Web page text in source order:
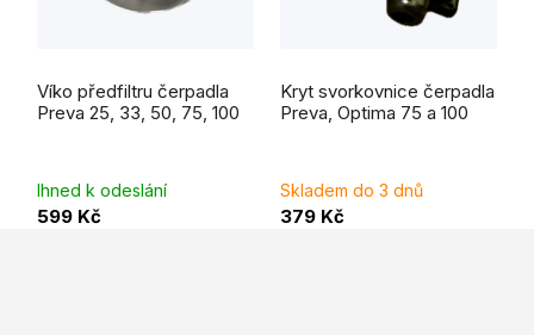
Víko předfiltru čerpadla
Preva 25, 33, 50, 75, 100
Ihned k odeslání
599 Kč
Kryt svorkovnice čerpadla
Preva, Optima 75 a 100
Skladem do 3 dnů
379 Kč